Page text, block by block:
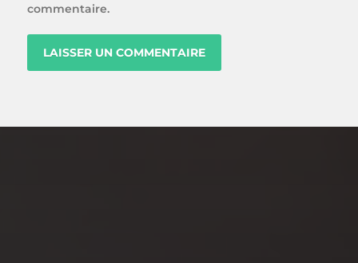
commentaire.